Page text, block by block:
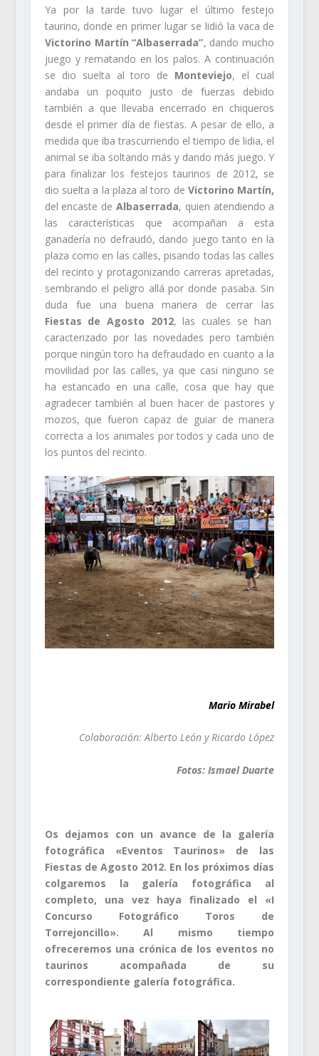
Ya por la tarde tuvo lugar el último festejo
taurino, donde en primer lugar se lidió la vaca de
Victorino Martín “Albaserrada”, dando mucho
juego y rematando en los palos. A continuación
se dio suelta al toro de Monteviejo, el cual
andaba un poquito justo de fuerzas debido
también a que llevaba encerrado en chiqueros
desde el primer día de fiestas. A pesar de ello, a
medida que iba trascurriendo el tiempo de lidia, el
animal se iba soltando más y dando más juego. Y
para finalizar los festejos taurinos de 2012, se
dio suelta a la plaza al toro de Victorino Martín,
del encaste de Albaserrada, quien atendiendo a
las características que acompañan a esta
ganadería no defraudó, dando juego tanto en la
plaza como en las calles, pisando todas las calles
del recinto y protagonizando carreras apretadas,
sembrando el peligro allá por donde pasaba. Sin
duda fue una buena manera de cerrar las
Fiestas de Agosto 2012, las cuales se han
caracterizado por las novedades pero también
porque ningún toro ha defraudado en cuanto a la
movilidad por las calles, ya que casi ninguno se
ha estancado en una calle, cosa que hay que
agradecer también al buen hacer de pastores y
mozos, que fueron capaz de guiar de manera
correcta a los animales por todos y cada uno de
los puntos del recinto.
Mario Mirabel
Colaboración: Alberto León y Ricardo López
Fotos: Ismael Duarte
Os dejamos con un avance de la galería
fotográfica «Eventos Taurinos» de las
Fiestas de Agosto 2012. En los próximos días
colgaremos la galería fotográfica al
completo, una vez haya finalizado el «I
Concurso Fotográfico Toros de
Torrejoncillo». Al mismo tiempo
ofreceremos una crónica de los eventos no
taurinos acompañada de su
correspondiente galería fotográfica.